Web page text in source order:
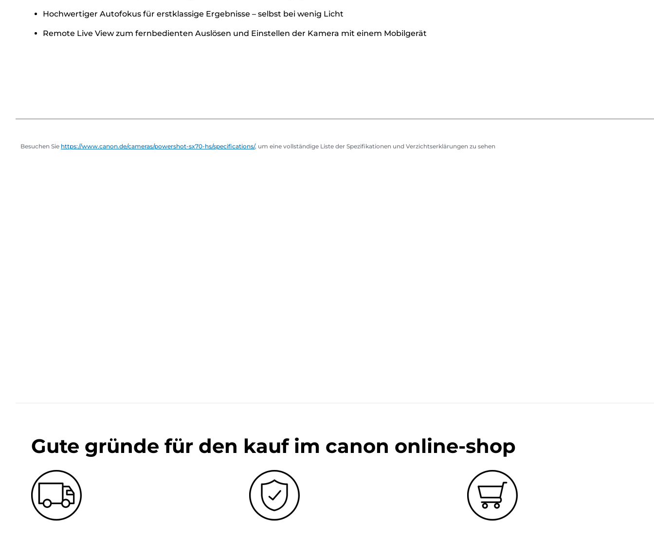
Hochwertiger Autofokus für erstklassige Ergebnisse – selbst bei wenig Licht
Remote Live View zum fernbedienten Auslösen und Einstellen der Kamera mit einem Mobilgerät
Besuchen Sie https://www.canon.de/cameras/powershot-sx70-hs/specifications/, um eine vollständige Liste der Spezifikationen und Verzichtserklärungen zu sehen
Gute gründe für den kauf im canon online-shop